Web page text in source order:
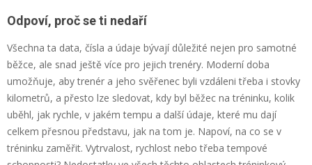
Odpoví, proč se ti nedaří
Všechna ta data, čísla a údaje bývají důležité nejen pro samotné
běžce, ale snad ještě více pro jejich trenéry. Moderní doba
umožňuje, aby trenér a jeho svěřenec byli vzdáleni třeba i stovky
kilometrů, a přesto lze sledovat, kdy byl běžec na tréninku, kolik
uběhl, jak rychle, v jakém tempu a další údaje, které mu dají
celkem přesnou představu, jak na tom je. Napoví, na co se v
tréninku zaměřit. Vytrvalost, rychlost nebo třeba tempové